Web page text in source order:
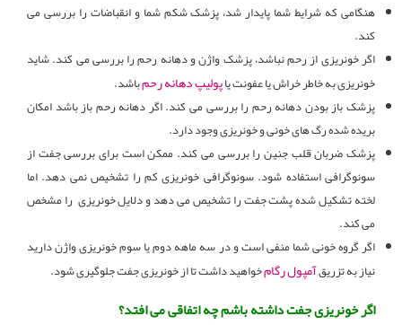
هنگامی که شرایط شما پایدار شد، پزشک شکم شما و انقباضات را بررسی می
کند.
اگر خونریزی از رحم نباشد، پزشک واژن و دهانه رحم را بررسی می کند. شاید
خونریزی به خاطر خراش یا عفونت یاپولیپ دهانه رحمباشد.
پزشک باز بودن دهانه رحم را بررسی می کند. اگر دهانه رحم باز باشد امکان
بریده شده رگ های خونی و خونریزی وجود دارد.
پزشک ضربان قلب جنین را بررسی می کند. ممکن است برای بررسی جفت از
سونوگرافی استفاده شود. سونوگرافی خونریزی کم را تشخیص نمی دهد. اما
لخته تشکیل شده پشت جفت را تشخیص می دهد و دلایل خونریزی را مشخص
می کند.
اگر گروه خونی شما منفی است و در سه ماهه دوم یا سوم خونریزی واژن دارید
نیاز به تزریقآمپول رگامخواهید داشت تا از خونریزی جفت جلوگیری شود.
اگر خونریزی جفت داشته باشم چه اتفاقی می افتد؟